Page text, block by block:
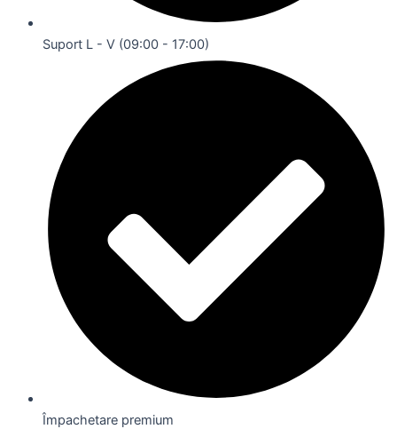
Suport L - V (09:00 - 17:00)
Împachetare premium